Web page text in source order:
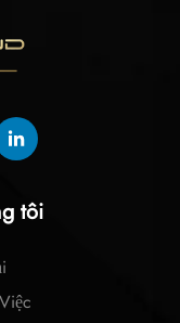
tôi